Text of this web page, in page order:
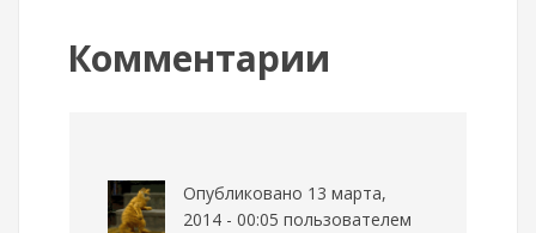
Комментарии
Опубликовано 13 марта,
2014 - 00:05 пользователем